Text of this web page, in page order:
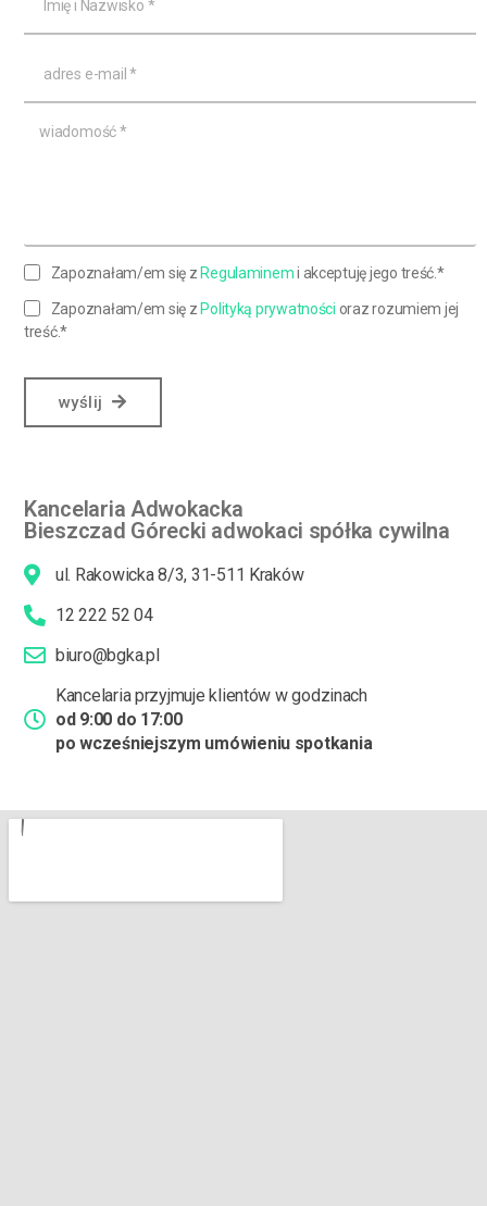
Zapoznałam/em się z Regulaminemi akceptuję jego treść.*
Zapoznałam/em się z Polityką prywatności oraz rozumiem jej
treść.*
wyślij
Kancelaria Adwokacka
Bieszczad Górecki adwokaci spółka cywilna
ul. Rakowicka 8/3, 31-511 Kraków
12 222 52 04
biuro@bgka.pl
Kancelaria przyjmuje klientów w godzinach
od 9:00 do 17:00
po wcześniejszym umówieniu spotkania